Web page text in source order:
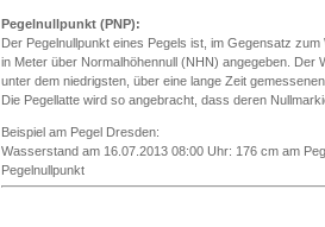
Pegelnullpunkt (PNP):
Der Pegelnullpunkt eines Pegels ist, im Gegensatz
in Meter über Normalhöhennull (NHN) angegeben. Der
unter dem niedrigsten, über eine lange Zeit
Die Pegellatte wird so angebracht, dass deren
Beispiel am Pegel Dresden:
Wasserstand am 16.07.2013 08:00 Uhr: 176 cm am
Pegelnullpunkt